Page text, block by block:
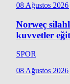
08 Ağustos 2026
Norweç
kuvvetler
SPOR
08 Ağustos 2026